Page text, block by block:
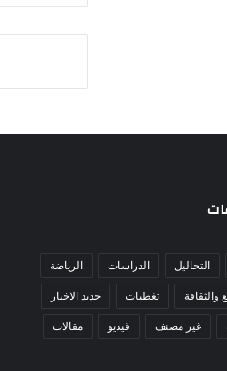
التحاليل الدراسات الرياضة
والثقافة تغطيات جديد الاخبار
غير مصنف فيديو مقالات